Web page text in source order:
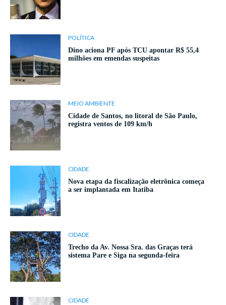
POLÍTICA
Dino aciona PF após TCU apontar R$ 55,4
milhões em emendas suspeitas
MEIO AMBIENTE
Cidade de Santos, no litoral de São Paulo,
registra ventos de 109 km/h
CIDADE
Nova etapa da fiscalização eletrônica começa
a ser implantada em Itatiba
CIDADE
Trecho da Av. Nossa Sra. das Graças terá
sistema Pare e Siga na segunda-feira
CIDADE